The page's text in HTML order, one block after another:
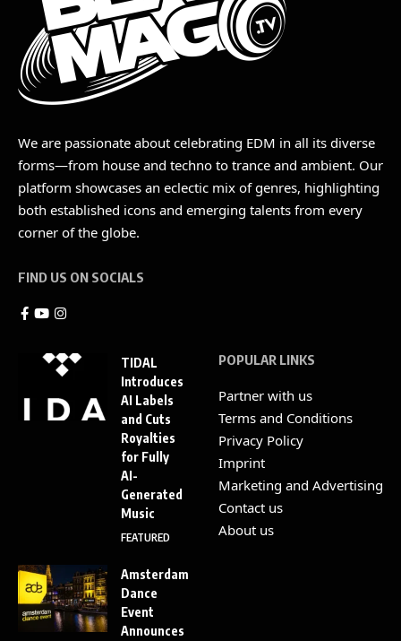
We are passionate about celebrating EDM in all its diverse
forms—from house and techno to trance and ambient. Our
platform showcases an eclectic mix of genres, highlighting
both established icons and emerging talents from every
corner of the globe.
FIND US ON SOCIALS
TIDAL
Introduces
AI Labels
and Cuts
Royalties
for Fully
AI-
Generated
Music
FEATURED
Amsterdam
Dance
Event
Announces
POPULAR LINKS
Partner with us
Terms and Conditions
Privacy Policy
Imprint
Marketing and Advertising
Contact us
About us